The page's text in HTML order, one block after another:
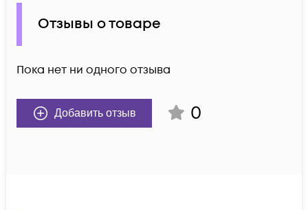
Отзывы о товаре
Пока нет ни одного отзыва
Добавить отзыв 0